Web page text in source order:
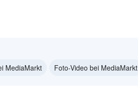
MediaMarkt Foto-Video bei MediaMarkt